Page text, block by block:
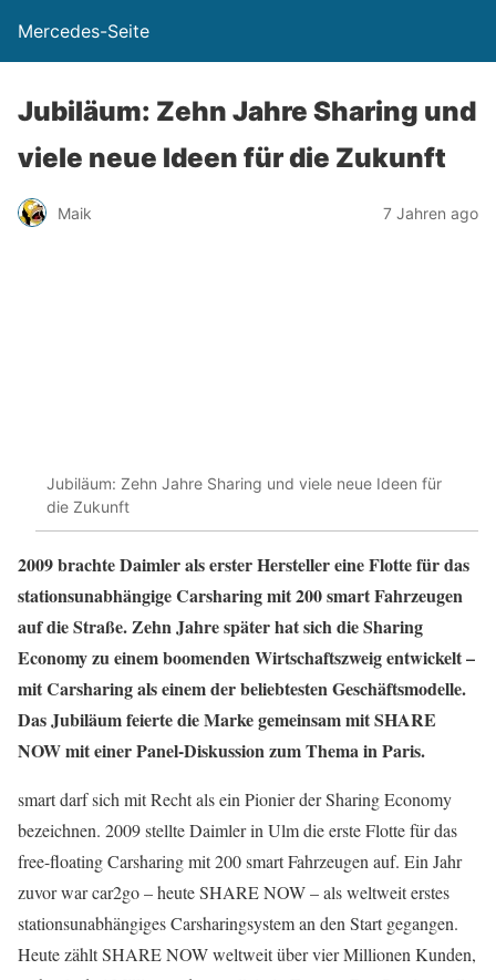
Mercedes-Seite
Jubiläum: Zehn Jahre Sharing und
viele neue Ideen für die Zukunft
Maik 7 Jahren ago
Jubiläum: Zehn Jahre Sharing und viele neue Ideen für
die Zukunft
2009 brachte Daimler als erster Hersteller eine Flotte für das
stationsunabhängige Carsharing mit 200 smart Fahrzeugen
auf die Straße. Zehn Jahre später hat sich die Sharing
Economy zu einem boomenden Wirtschaftszweig entwickelt –
mit Carsharing als einem der beliebtesten Geschäftsmodelle.
Das Jubiläum feierte die Marke gemeinsam mit SHARE
NOW mit einer Panel-Diskussion zum Thema in Paris.
smart darf sich mit Recht als ein Pionier der Sharing Economy
bezeichnen. 2009 stellte Daimler in Ulm die erste Flotte für das
free-floating Carsharing mit 200 smart Fahrzeugen auf. Ein Jahr
zuvor war car2go – heute SHARE NOW – als weltweit erstes
stationsunabhängiges Carsharingsystem an den Start gegangen.
Heute zählt SHARE NOW weltweit über vier Millionen Kunden,